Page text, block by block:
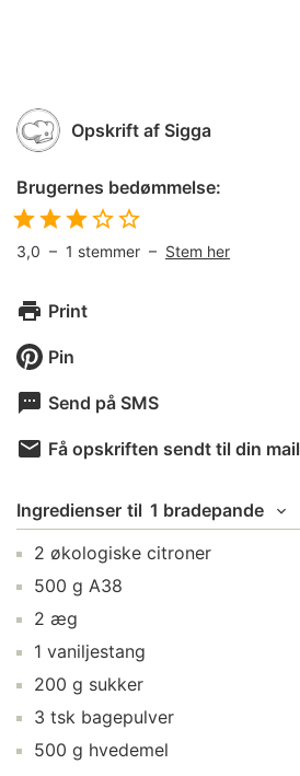
Opskrift af Sigga
Brugernes bedømmelse:
3,0 – 1 stemmer – Stem her
Print
Pin
Send på SMS
Få opskriften sendt til din mail
Ingredienser til 1 bradepande
2 økologiske citroner
500 g A38
2 æg
1 vaniljestang
200 g sukker
3 tsk bagepulver
500 g hvedemel